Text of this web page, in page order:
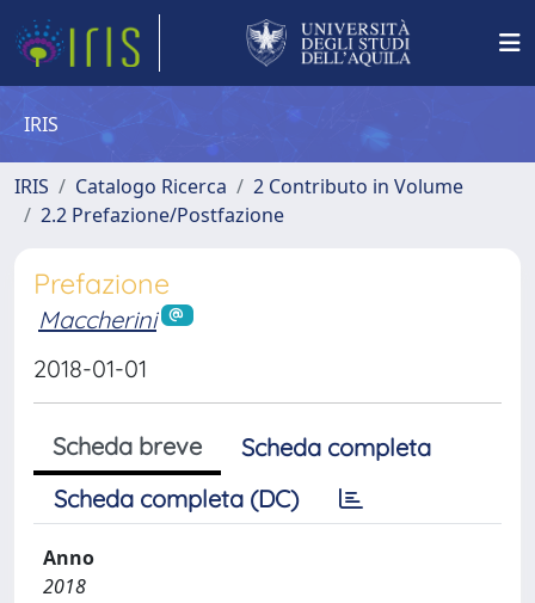
IRIS
IRIS Catalogo Ricerca
2 Contributo in Volume
2.2 Prefazione/Postfazione
Prefazione
Maccherini
2018-01-01
Scheda breve
Scheda completa
Scheda completa (DC)
Anno
2018